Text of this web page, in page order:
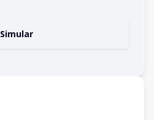
Simular